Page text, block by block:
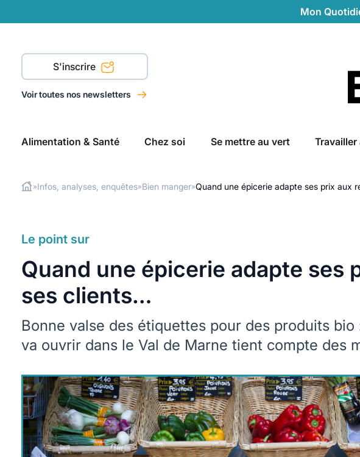
Mon
S'inscrire
Voir toutes nos newsletters
Alimentation & Santé
Chez soi Se mettre au vert
»Infos, analyses, enquêtes»Bien manger»Quand une épicerie adapte ses prix aux
Le point sur
Quand une épicerie adapte ses
ses clients…
Bonne valse des étiquettes pour des produits
va ouvrir dans le Val de Marne tient compte des